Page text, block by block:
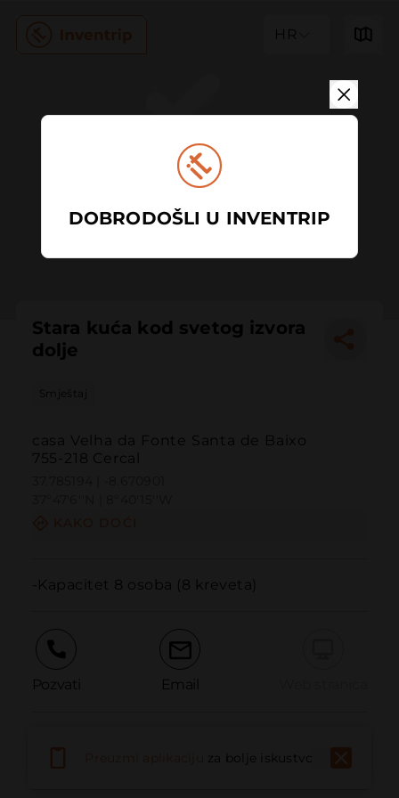
HR
Stara kuća kod svetog izvora
dolje
Smještaj
casa Velha da Fonte Santa de Baixo
755-218 Cercal
-Kapacitet 8 osoba (8 kreveta)
Pozvati Email
Prijaviti problemza bolje iskustvo
DOBRODOŠLI U INVENTRIP